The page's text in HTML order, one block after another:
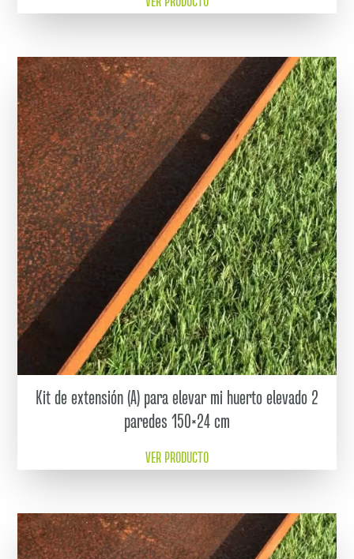
Kit de extensión (A) para elevar mi huerto elevado 2
paredes 150×24 cm
VER PRODUCTO